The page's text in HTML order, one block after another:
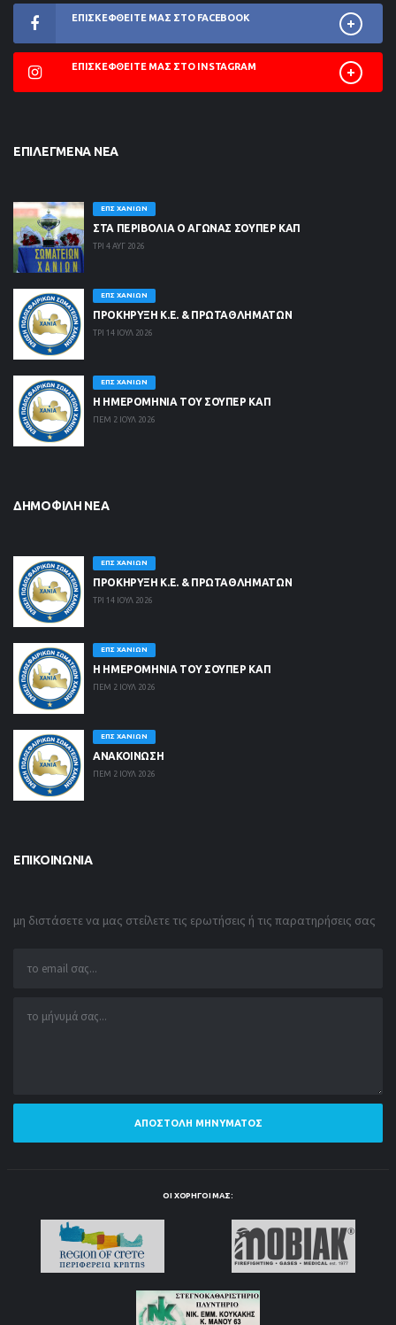
ΕΠΙΣΚΕΦΘΕΊΤΕ ΜΑΣ ΣΤΟ FACEBOOK
ΕΠΙΣΚΕΦΘΕΊΤΕ ΜΑΣ ΣΤΟ INSTAGRAM
ΕΠΙΛΕΓΜΈΝΑ ΝΈΑ
ΕΠΣ ΧΑΝΊΩΝ
ΣΤΑ ΠΕΡΙΒΟΛΙΑ Ο ΑΓΩΝΑΣ ΣΟΥΠΕΡ ΚΑΠ
ΤΡΙ 4 ΑΥΓ 2026
ΕΠΣ ΧΑΝΊΩΝ
ΠΡΟΚΗΡΥΞΗ Κ.Ε. & ΠΡΩΤΑΘΛΗΜΑΤΩΝ
ΤΡΙ 14 ΙΟΥΛ 2026
ΕΠΣ ΧΑΝΊΩΝ
Η ΗΜΕΡΟΜΗΝΙΑ ΤΟΥ ΣΟΥΠΕΡ ΚΑΠ
ΠΕΜ 2 ΙΟΥΛ 2026
ΔΗΜΟΦΙΛΉ ΝΈΑ
ΕΠΣ ΧΑΝΊΩΝ
ΠΡΟΚΗΡΥΞΗ Κ.Ε. & ΠΡΩΤΑΘΛΗΜΑΤΩΝ
ΤΡΙ 14 ΙΟΥΛ 2026
ΕΠΣ ΧΑΝΊΩΝ
Η ΗΜΕΡΟΜΗΝΙΑ ΤΟΥ ΣΟΥΠΕΡ ΚΑΠ
ΠΕΜ 2 ΙΟΥΛ 2026
ΕΠΣ ΧΑΝΊΩΝ
ΑΝΑΚΟΙΝΩΣΗ
ΠΕΜ 2 ΙΟΥΛ 2026
ΕΠΙΚΟΙΝΩΝΊΑ
μη διστάσετε να μας στείλετε τις ερωτήσεις ή τις παρατηρήσεις σας
ΑΠΟΣΤΟΛΉ ΜΗΝΎΜΑΤΟΣ
ΟΙ ΧΟΡΗΓΟΊ ΜΑΣ: